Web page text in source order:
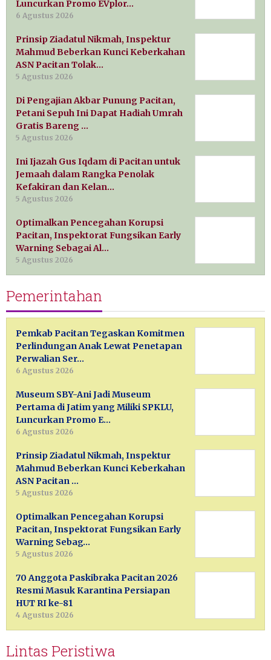
Luncurkan Promo EVplor…
6 Agustus 2026
Prinsip Ziadatul Nikmah, Inspektur
Mahmud Beberkan Kunci Keberkahan
ASN Pacitan Tolak…
5 Agustus 2026
Di Pengajian Akbar Punung Pacitan,
Petani Sepuh Ini Dapat Hadiah Umrah
Gratis Bareng …
5 Agustus 2026
Ini Ijazah Gus Iqdam di Pacitan untuk
Jemaah dalam Rangka Penolak
Kefakiran dan Kelan…
5 Agustus 2026
Optimalkan Pencegahan Korupsi
Pacitan, Inspektorat Fungsikan Early
Warning Sebagai Al…
5 Agustus 2026
Pemerintahan
Pemkab Pacitan Tegaskan Komitmen
Perlindungan Anak Lewat Penetapan
Perwalian Ser…
6 Agustus 2026
Museum SBY-Ani Jadi Museum
Pertama di Jatim yang Miliki SPKLU,
Luncurkan Promo E…
6 Agustus 2026
Prinsip Ziadatul Nikmah, Inspektur
Mahmud Beberkan Kunci Keberkahan
ASN Pacitan …
5 Agustus 2026
Optimalkan Pencegahan Korupsi
Pacitan, Inspektorat Fungsikan Early
Warning Sebag…
5 Agustus 2026
70 Anggota Paskibraka Pacitan 2026
Resmi Masuk Karantina Persiapan
HUT RI ke-81
4 Agustus 2026
Lintas Peristiwa